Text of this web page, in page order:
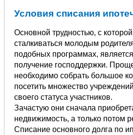
Условия списания
Основной трудностью, с
сталкиваться молодым
подобных программах,
получение господдержки.
необходимо собрать большое
посетить множество
своего статуса участников.
Зачастую они сначала
недвижимость, а только потом
Списание основного долга по